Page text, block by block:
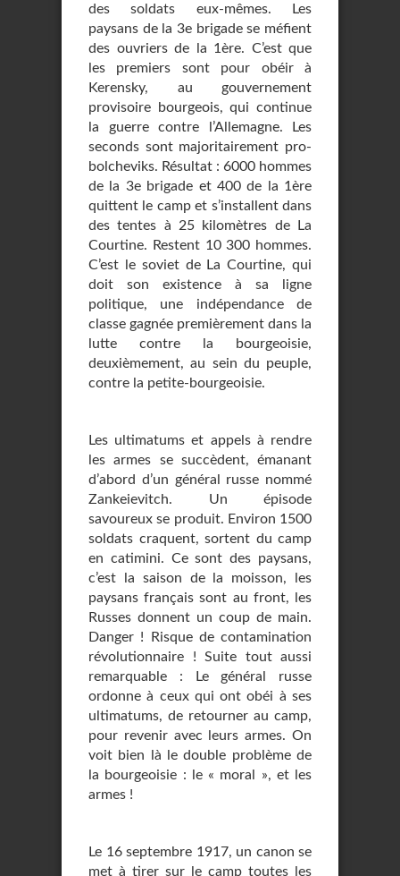
des soldats eux-mêmes. Les
paysans de la 3e brigade se méfient
des ouvriers de la 1ère. C’est que
les premiers sont pour obéir à
Kerensky, au gouvernement
provisoire bourgeois, qui continue
la guerre contre l’Allemagne. Les
seconds sont majoritairement pro-
bolcheviks. Résultat : 6000 hommes
de la 3e brigade et 400 de la 1ère
quittent le camp et s’installent dans
des tentes à 25 kilomètres de La
Courtine. Restent 10 300 hommes.
C’est le soviet de La Courtine, qui
doit son existence à sa ligne
politique, une indépendance de
classe gagnée premièrement dans la
lutte contre la bourgeoisie,
deuxièmement, au sein du peuple,
contre la petite-bourgeoisie.
Les ultimatums et appels à rendre
les armes se succèdent, émanant
d’abord d’un général russe nommé
Zankeievitch. Un épisode
savoureux se produit. Environ 1500
soldats craquent, sortent du camp
en catimini. Ce sont des paysans,
c’est la saison de la moisson, les
paysans français sont au front, les
Russes donnent un coup de main.
Danger ! Risque de contamination
révolutionnaire ! Suite tout aussi
remarquable : Le général russe
ordonne à ceux qui ont obéi à ses
ultimatums, de retourner au camp,
pour revenir avec leurs armes. On
voit bien là le double problème de
la bourgeoisie : le « moral », et les
armes !
Le 16 septembre 1917, un canon se
met à tirer sur le camp toutes les